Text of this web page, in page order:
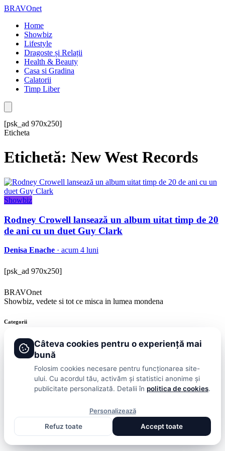
BRAVOnet
Home
Showbiz
Lifestyle
Dragoste și Relații
Health & Beauty
Casa si Gradina
Calatorii
Timp Liber
[psk_ad 970x250]
Eticheta
Etichetă: New West Records
Showbiz
Rodney Crowell lansează un album uitat timp de 20
de ani cu un duet Guy Clark
Denisa Enache · acum 4 luni
[psk_ad 970x250]
BRAVOnet
Showbiz, vedete si tot ce misca in lumea mondena
Categorii
StiriShowbizPublicitateLifestyleHealth & BeautyCasa si Gradina
PublicitatePolitica De ConfidentialitateHomeTermeni și
Câteva cookies pentru o experiență mai
bună
Folosim cookies necesare pentru funcționarea site-
ului. Cu acordul tău, activăm și statistici anonime și
publicitate personalizată. Detalii în politica de cookies.
Personalizează
Refuz toate
Accept toate